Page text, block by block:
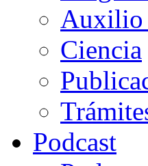
Auxilio
Ciencia
Podcast